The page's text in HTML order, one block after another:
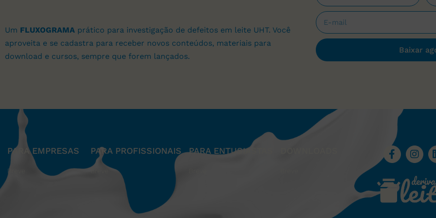
Um FLUXOGRAMA prático para investigação de defeitos em leite UHT. Você
aproveita e se cadastra para receber novos conteúdos, materiais para
download e cursos, sempre que forem lançados.
Baixar
PARA EMPRESAS
Breve
PARA PROFISSIONAIS PARA ENTUSIASTAS